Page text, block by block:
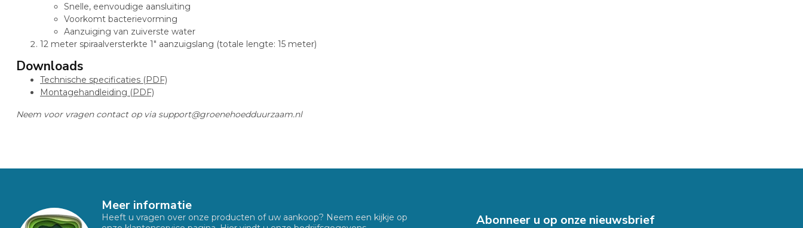
Snelle, eenvoudige aansluiting
Voorkomt bacterievorming
Aanzuiging van zuiverste water
12 meter spiraalversterkte 1″ aanzuigslang (totale lengte: 15 meter)
Downloads
Technische specificaties (PDF)
Montagehandleiding (PDF)
Neem voor vragen contact op via support@groenehoedduurzaam.nl
Meer informatie
Heeft u vragen over onze producten of uw aankoop? Neem een kijkje op
Abonneer u op onze nieuwsbrief